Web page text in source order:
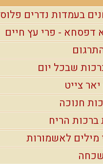
בעמדות נדרים פלוס
דפסחא - פרי עץ חיים
שבכל יום
צייט
חנוכה
הריח
מילים לאשמורות
שכחה